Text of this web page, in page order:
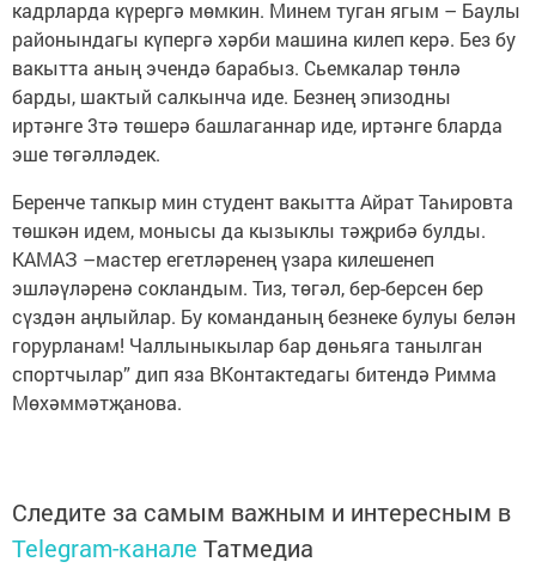
кадрларда күрергә мөмкин. Минем туган ягым – Баулы
районындагы күпергә хәрби машина килеп керә. Без бу
вакытта аның эчендә барабыз. Сьемкалар төнлә
барды, шактый салкынча иде. Безнең эпизодны
иртәнге 3тә төшерә башлаганнар иде, иртәнге 6ларда
эше төгәлләдек.
Беренче тапкыр мин студент вакытта Айрат Таһировта
төшкән идем, монысы да кызыклы тәҗрибә булды.
КАМАЗ –мастер егетләренең үзара килешенеп
эшләүләренә сокландым. Тиз, төгәл, бер-берсен бер
сүздән аңлыйлар. Бу команданың безнеке булуы белән
горурланам! Чаллыныкылар бар дөньяга танылган
спортчылар” дип яза ВКонтактедагы битендә Римма
Мөхәммәтҗанова.
Следите за самым важным и интересным в
Telegram-канале Татмедиа